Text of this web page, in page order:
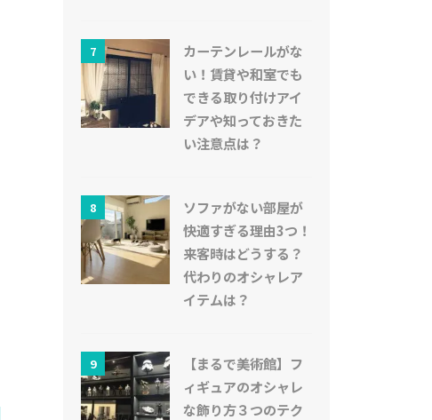
7
カーテンレールがな
い！賃貸や和室でも
できる取り付けアイ
デアや知っておきた
い注意点は？
8
ソファがない部屋が
快適すぎる理由3つ！
来客時はどうする？
代わりのオシャレア
イテムは？
9
【まるで美術館】フ
ィギュアのオシャレ
な飾り方３つのテク